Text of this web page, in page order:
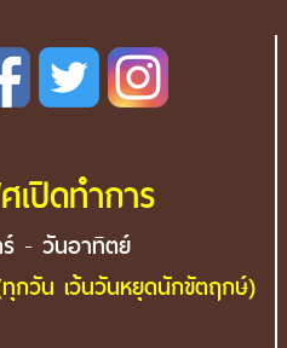
ปิดทำการ
- วันอาทิตย์
กวัน เว้นวันหยุดนักขัตฤกษ์)